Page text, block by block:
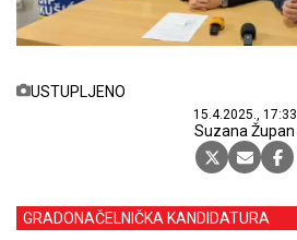
USTUPLJENO
15.4.2025., 17:33
Suzana Župan
GRADONAČELNIČKA KANDIDATURA